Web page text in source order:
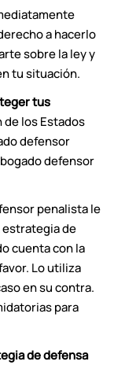
a hacerlo
sobre la ley y
tu situación.
tus
los Estados
defensor
defensor
penalista le
estrategia de
cuenta con la
Lo utiliza
en su contra.
para
de defensa